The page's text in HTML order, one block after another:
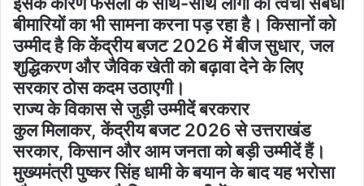
बीमारियों का भी सामना करना पड़ रहा है। किसानों को
उम्मीद है कि केंद्रीय बजट 2026 में बीज सुधार, जल
शुद्धिकरण और जैविक खेती को बढ़ावा देने के लिए
सरकार ठोस कदम उठाएगी।
राज्य के विकास से जुड़ी उम्मीदें बरकरार
कुल मिलाकर, केंद्रीय बजट 2026 से उत्तराखंड
सरकार, किसान और आम जनता को बड़ी उम्मीदें हैं।
मुख्यमंत्री पुष्कर सिंह धामी के बयान के बाद यह भरोसा